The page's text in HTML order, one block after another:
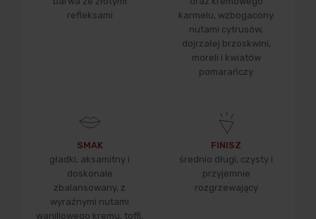
refleksami
karmelu, wzbogacony
nutami cytrusów,
dojrzałej brzoskwini,
moreli i kwiatów
pomarańczy
SMAK
gładki, aksamitny i
doskonale
zbalansowany, z
wyraźnymi nutami
waniliowego kremu, toffi,
FINISZ
średnio długi, czysty i
przyjemnie
rozgrzewający